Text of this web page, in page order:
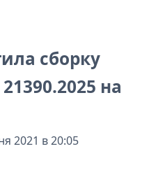
сборку
на
2021 в 20:05